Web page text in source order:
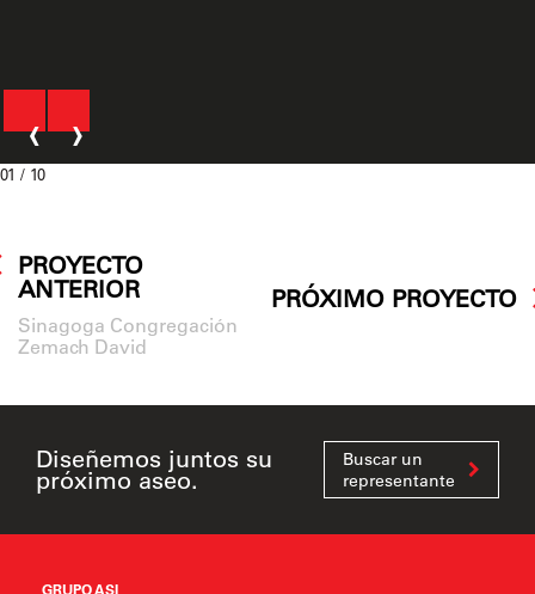
01 / 10
‹ ›
PRÓXIMO PROYECTO
PROYECTO
ANTERIOR
Sinagoga Congregación
Zemach David
Diseñemos juntos su
próximo aseo.
Buscar un
representante
GRUPO ASI